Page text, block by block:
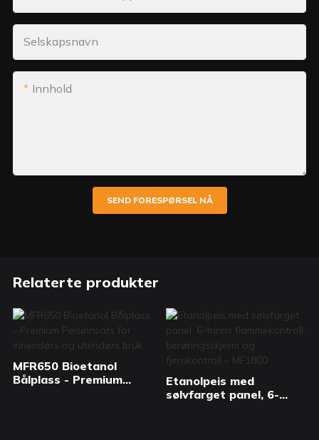
Selskapsnavn
Innhold
SEND FORESPØRSEL NÅ
Relaterte produkter
MFR650 Bioetanol
Bålplass - Premium
Etanolpeis med
sølvfarget panel, 6-